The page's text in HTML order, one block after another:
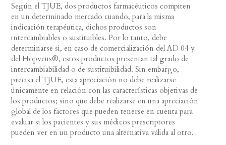
Según el TJUE, dos productos farmacéuticos compiten
en un determinado mercado cuando, para la misma
indicación terapéutica, dichos productos son
intercambiables o sustituibles. Por lo tanto, debe
determinarse si, en caso de comercialización del AD 04 y
del Hopveus®, estos productos presentan tal grado de
intercambiabilidad o de sustituibilidad. Sin embargo,
precisa el TJUE, esta apreciación no debe realizarse
únicamente en relación con las características objetivas de
los productos; sino que debe realizarse en una apreciación
global de los factores que pueden tenerse en cuenta para
evaluar si los pacientes y sus médicos prescriptores
pueden ver en un producto una alternativa válida al otro.